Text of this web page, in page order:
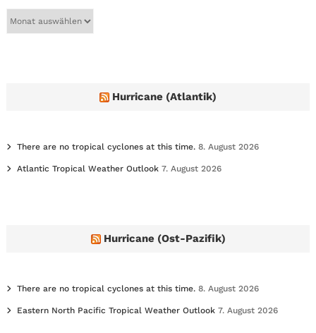
Hurricane (Atlantik)
There are no tropical cyclones at this time. 8. August 2026
Atlantic Tropical Weather Outlook 7. August 2026
Hurricane (Ost-Pazifik)
There are no tropical cyclones at this time. 8. August 2026
Eastern North Pacific Tropical Weather Outlook 7. August 2026